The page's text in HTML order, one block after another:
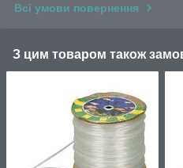
Всі умови повернення
З цим товаром також